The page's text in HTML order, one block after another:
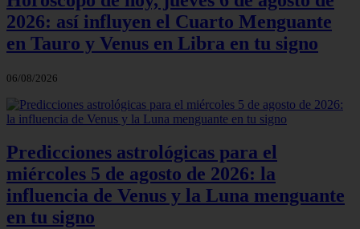
2026: así influyen el Cuarto Menguante
en Tauro y Venus en Libra en tu signo
06/08/2026
Predicciones astrológicas para el
miércoles 5 de agosto de 2026: la
influencia de Venus y la Luna menguante
en tu signo